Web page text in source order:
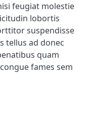
feugiat molestie
lobortis
suspendisse
tellus ad donec
quam
fames sem